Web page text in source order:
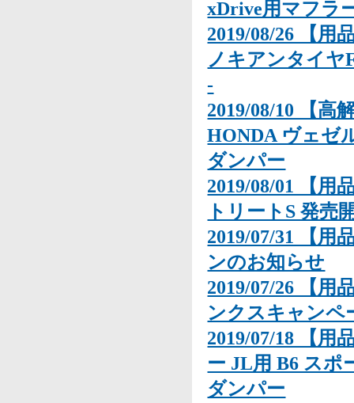
xDrive用マフラ
2019/08/26 【用
ノキアンタイヤ
-
2019/08/10 【高
HONDA ヴェゼ
ダンパー
2019/08/01 【用
トリートS 発売
2019/07/31 【用
ンのお知らせ
2019/07/26 【用
ンクスキャンペ
2019/07/18 【用
ー JL用 B6 スポ
ダンパー